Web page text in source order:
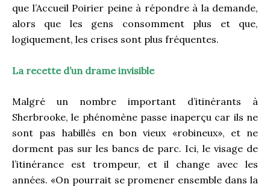
que l’Accueil Poirier peine à répondre à la demande,
alors que les gens consomment plus et que,
logiquement, les crises sont plus fréquentes.
La recette d’un drame invisible
Malgré un nombre important d’itinérants à
Sherbrooke, le phénomène passe inaperçu car ils ne
sont pas habillés en bon vieux «robineux», et ne
dorment pas sur les bancs de parc. Ici, le visage de
l’itinérance est trompeur, et il change avec les
années. «On pourrait se promener ensemble dans la